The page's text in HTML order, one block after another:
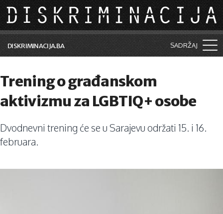
Skip to main content
DISKRIMINACIJA.BA SADRŽAJ
Vijesti i događaji
Aktuelne teme
Kolumne
Saradnja sa medijima
Trening o građanskom
aktivizmu za LGBTIQ+ osobe
Dvodnevni trening će se u Sarajevu održati 15. i 16.
februara.